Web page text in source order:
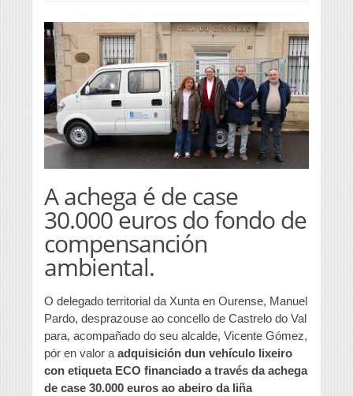
A achega é de case
30.000 euros do fondo de
compensanción
ambiental.
O delegado territorial da Xunta en Ourense, Manuel
Pardo, desprazouse ao concello de Castrelo do Val
para, acompañado do seu alcalde, Vicente Gómez,
pór en valor a adquisición dun vehículo lixeiro
con etiqueta ECO financiado a través da achega
de case 30.000 euros ao abeiro da liña